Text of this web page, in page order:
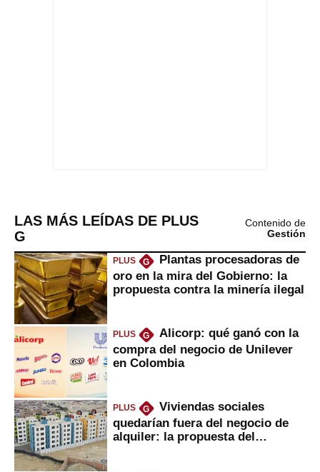
LAS MÁS LEÍDAS DE PLUS
G
Contenido de
Gestión
PLUS G
Plantas procesadoras de
oro en la mira del Gobierno: la
propuesta contra la minería ilegal
PLUS G
Alicorp: qué ganó con la
compra del negocio de Unilever
en Colombia
PLUS G
Viviendas sociales
quedarían fuera del negocio de
alquiler: la propuesta del